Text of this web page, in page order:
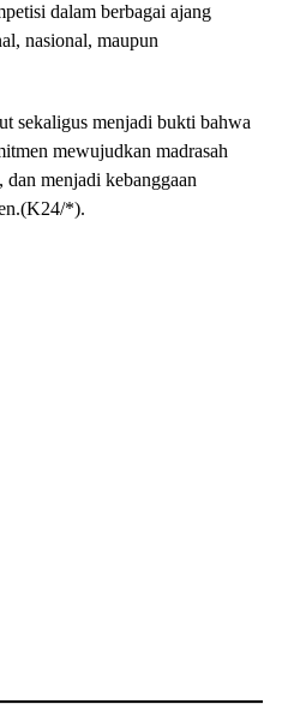
dalam berbagai ajang
nasional, maupun
sekaligus menjadi bukti bahwa
mewujudkan madrasah
menjadi kebanggaan
*).